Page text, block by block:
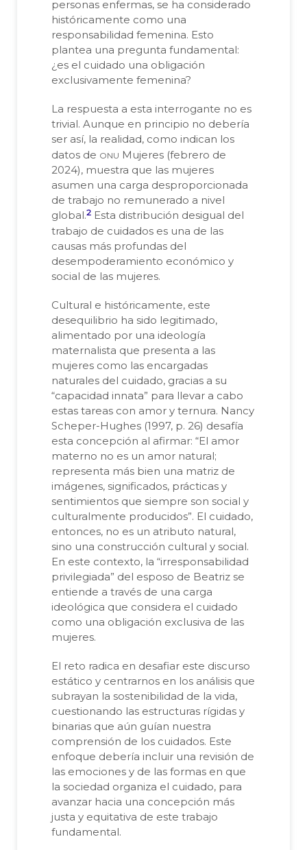
personas enfermas, se ha considerado
históricamente como una
responsabilidad femenina. Esto
plantea una pregunta fundamental:
¿es el cuidado una obligación
exclusivamente femenina?
La respuesta a esta interrogante no es
trivial. Aunque en principio no debería
ser así, la realidad, como indican los
datos de onu Mujeres (febrero de
2024), muestra que las mujeres
asumen una carga desproporcionada
de trabajo no remunerado a nivel
global.2 Esta distribución desigual del
trabajo de cuidados es una de las
causas más profundas del
desempoderamiento económico y
social de las mujeres.
Cultural e históricamente, este
desequilibrio ha sido legitimado,
alimentado por una ideología
maternalista que presenta a las
mujeres como las encargadas
naturales del cuidado, gracias a su
“capacidad innata” para llevar a cabo
estas tareas con amor y ternura. Nancy
Scheper-Hughes (1997, p. 26) desafía
esta concepción al afirmar: “El amor
materno no es un amor natural;
representa más bien una matriz de
imágenes, significados, prácticas y
sentimientos que siempre son social y
culturalmente producidos”. El cuidado,
entonces, no es un atributo natural,
sino una construcción cultural y social.
En este contexto, la “irresponsabilidad
privilegiada” del esposo de Beatriz se
entiende a través de una carga
ideológica que considera el cuidado
como una obligación exclusiva de las
mujeres.
El reto radica en desafiar este discurso
estático y centrarnos en los análisis que
subrayan la sostenibilidad de la vida,
cuestionando las estructuras rígidas y
binarias que aún guían nuestra
comprensión de los cuidados. Este
enfoque debería incluir una revisión de
las emociones y de las formas en que
la sociedad organiza el cuidado, para
avanzar hacia una concepción más
justa y equitativa de este trabajo
fundamental.